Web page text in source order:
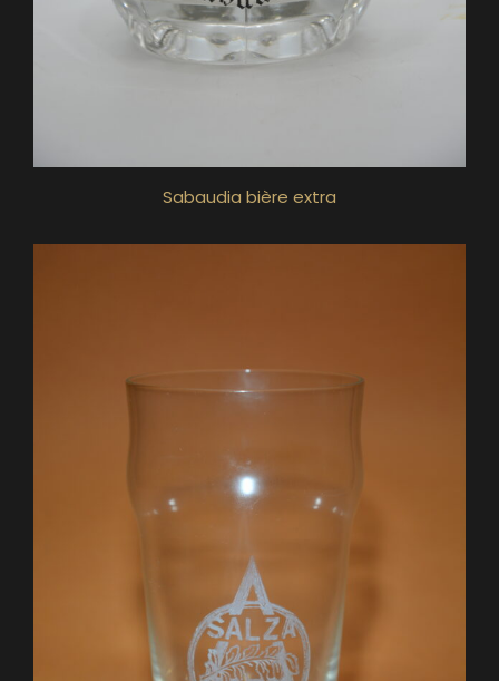
Sabaudia bière extra